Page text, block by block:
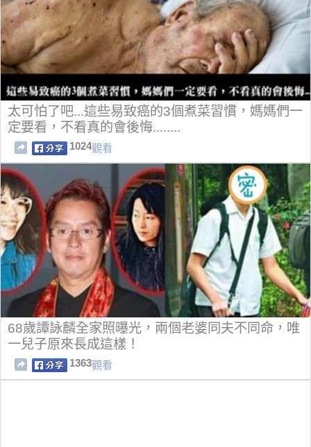
太可怕了吧...這些易致癌的3個煮菜習慣，媽媽們一
定要看，不看真的會後悔........
1024觀看
68歲譚詠麟全家照曝光，兩個老婆同夫不同命，唯
一兒子原來長成這樣！
1363觀看